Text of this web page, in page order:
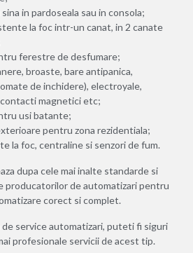
in pardoseala sau in consola;
la foc intr-un canat, in 2 canate
ferestre de desfumare;
broaste, bare antipanica,
de inchidere), electroyale,
magnetici etc;
usi batante;
pentru zona rezidentiala;
la foc, centraline si senzori de fum.
dupa cele mai inalte standarde si
producatorilor de automatizari pentru
corect si complet.
service automatizari, puteti fi siguri
profesionale servicii de acest tip.